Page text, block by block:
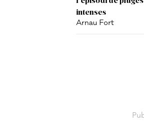
intenses
Arnau Fort